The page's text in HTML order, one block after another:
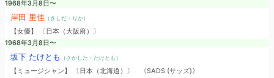
1968年3月8日〜
岸田 里佳（きしだ・りか）
【女優】 〔日本（大阪府）〕
1968年3月8日〜
坂下 たけとも （さかした・たけとも）
【ミュージシャン】 〔日本（北海道）〕
《SADS (サッズ)》